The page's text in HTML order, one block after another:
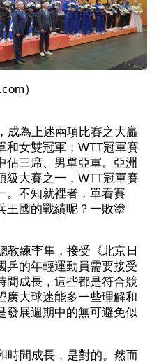
）
為上述兩項比賽之大贏
和女雙冠軍；WTT冠軍賽
佔三席、男單亞軍。亞洲
級大賽之一，WTT冠軍賽
。不知就裡者，單看賽
王國的戰績呢？一敗塗
練李隼，接受《北京日
的年輕運動員需要接受
間成長，這些都是符合競
廣大球迷能多一些理解和
發展週期中的無可避免似
間成長，是對的。然而